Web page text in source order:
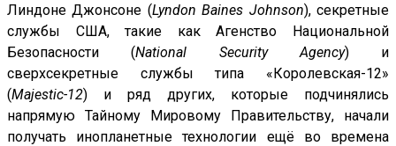
Линдоне Джонсоне (Lyndon Baines Johnson), секретные
службы США, такие как Агенство Национальной
Безопасности (National Security Agency) и
сверхсекретные службы типа «Королевская-12»
(Majestic-12) и ряд других, которые подчинялись
напрямую Тайному Мировому Правительству, начали
получать инопланетные технологии ещё во времена